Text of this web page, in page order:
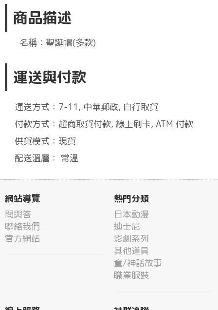
商品描述
名稱：聖誕帽(多款)
運送與付款
運送方式：7-11, 中華郵政, 自行取貨
付款方式：超商取貨付款, 線上刷卡, ATM 付款
供貨模式：現貨
配送溫層： 常溫
網站導覽
問與答
聯絡我們
官方網站
熱門分類
日本動漫
迪士尼
影劇系列
其他道具
童/神話故事
職業服裝